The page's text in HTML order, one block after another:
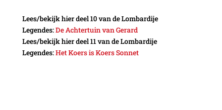
Lees/bekijk hier deel 10 van de Lombardije
Legendes:De Achtertuin van Gerard
Lees/bekijk hier deel 11 van de Lombardije
Legendes:Het Koers is Koers Sonnet